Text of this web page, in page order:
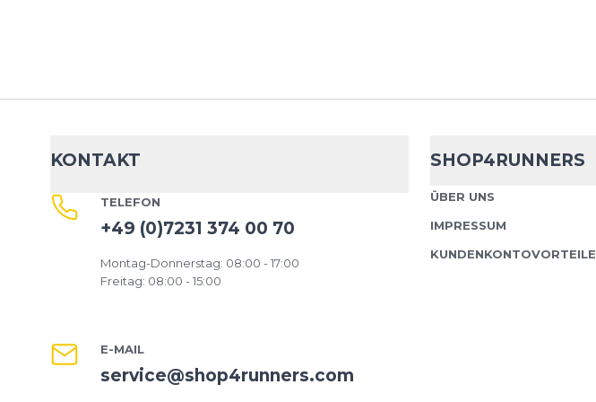
KONTAKT
TELEFON
+49 (0)7231 374 00 70
Montag-Donnerstag: 08:00 - 17:00
Freitag: 08:00 - 15:00
E-MAIL
service@shop4runners.com
SHOP4RUNNERS
ÜBER UNS
IMPRESSUM
KUNDENKONTOVORTEILE